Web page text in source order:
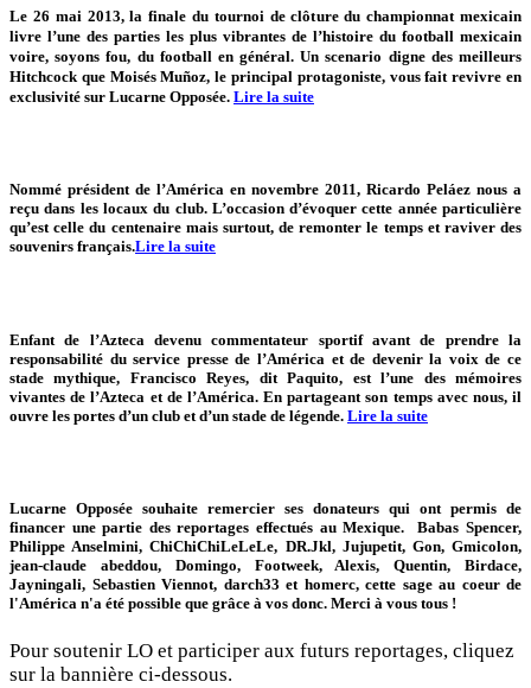
Le 26 mai 2013, la finale du tournoi de clôture du championnat mexicain
livre l’une des parties les plus vibrantes de l’histoire du football mexicain
voire, soyons fou, du football en général. Un scenario digne des meilleurs
Hitchcock que Moisés Muñoz, le principal protagoniste, vous fait revivre en
exclusivité sur Lucarne Opposée. Lire la suite
Nommé président de l’América en novembre 2011, Ricardo Peláez nous a
reçu dans les locaux du club. L’occasion d’évoquer cette année particulière
qu’est celle du centenaire mais surtout, de remonter le temps et raviver des
souvenirs français.Lire la suite
Enfant de l’Azteca devenu commentateur sportif avant de prendre la
responsabilité du service presse de l’América et de devenir la voix de ce
stade mythique, Francisco Reyes, dit Paquito, est l’une des mémoires
vivantes de l’Azteca et de l’América. En partageant son temps avec nous, il
ouvre les portes d’un club et d’un stade de légende. Lire la suite
Lucarne Opposée souhaite remercier ses donateurs qui ont permis de
financer une partie des reportages effectués au Mexique. Babas Spencer,
Philippe Anselmini, ChiChiChiLeLeLe, DR.Jkl, Jujupetit, Gon, Gmicolon,
jean-claude abeddou, Domingo, Footweek, Alexis, Quentin, Birdace,
Jayningali, Sebastien Viennot, darch33 et homerc, cette sage au coeur de
l'América n'a été possible que grâce à vos donc. Merci à vous tous !
Pour soutenir LO et participer aux futurs reportages, cliquez
sur la bannière ci-dessous.